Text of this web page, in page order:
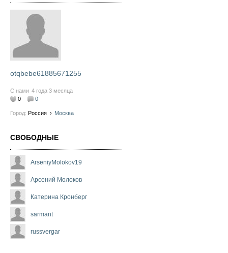
otqbebe61885671255
С нами 4 года 3 месяца
0
0
Город: Россия › Москва
СВОБОДНЫЕ
ArseniyMolokov19
Арсений Молоков
Катерина Кронберг
sarmant
russvergar